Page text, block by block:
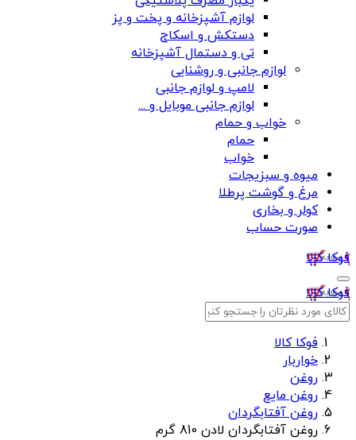
لوازم آشپزخانه و پخت و پز
دستکش و اسکاج
تی و دستمال آشپزخانه
لوازم جانبی و روشنایی
لامپ و لوازم جانبی
لوازم جانبی موبایل و ...
خواب و حمام
حمام
خواب
میوه و سبزیجات
مرغ و گوشت پرطلا
کولر و بخاری
صورت حساب
فوکا کالا
فوکا کالا
فوکا کالا
خواربار
روغن
روغن مایع
روغن آفتابگردان
روغن آفتابگردان لادن 810 گرم